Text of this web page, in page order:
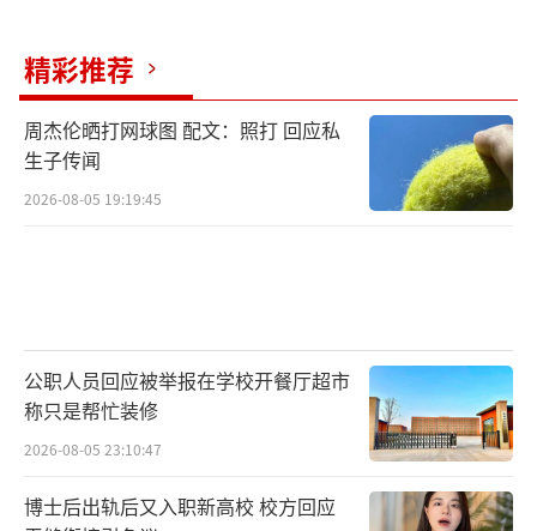
精彩推荐
周杰伦晒打网球图 配文：照打 回应私
生子传闻
2026-08-05 19:19:45
公职人员回应被举报在学校开餐厅超市
称只是帮忙装修
2026-08-05 23:10:47
博士后出轨后又入职新高校 校方回应